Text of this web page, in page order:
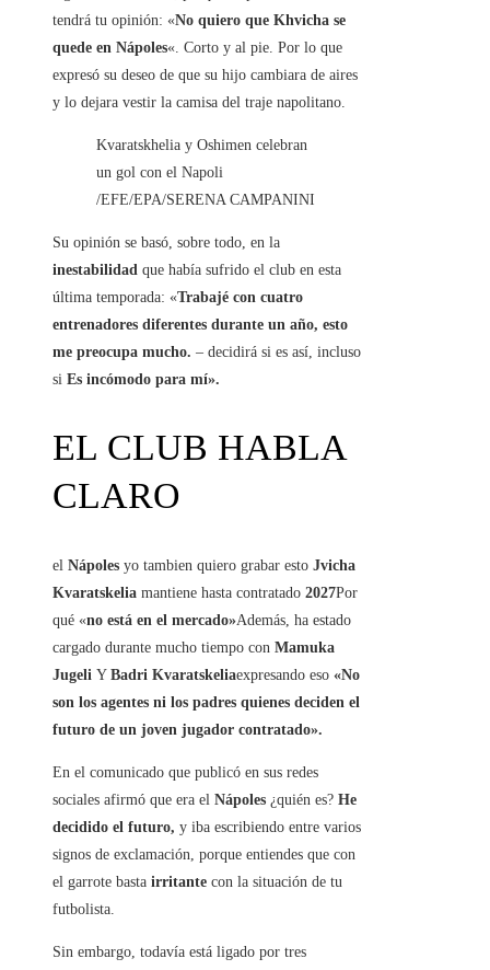
tendrá tu opinión: «No quiero que Khvicha se
quede en Nápoles«. Corto y al pie. Por lo que
expresó su deseo de que su hijo cambiara de aires
y lo dejara vestir la camisa del traje napolitano.
Kvaratskhelia y Oshimen celebran
un gol con el Napoli
/EFE/EPA/SERENA CAMPANINI
Su opinión se basó, sobre todo, en la
inestabilidad que había sufrido el club en esta
última temporada: «Trabajé con cuatro
entrenadores diferentes durante un año, esto
me preocupa mucho. – decidirá si es así, incluso
si Es incómodo para mí».
EL CLUB HABLA
CLARO
el Nápoles yo tambien quiero grabar esto Jvicha
Kvaratskelia mantiene hasta contratado 2027Por
qué «no está en el mercado»Además, ha estado
cargado durante mucho tiempo con Mamuka
Jugeli Y Badri Kvaratskeliaexpresando eso «No
son los agentes ni los padres quienes deciden el
futuro de un joven jugador contratado».
En el comunicado que publicó en sus redes
sociales afirmó que era el Nápoles ¿quién es? He
decidido el futuro, y iba escribiendo entre varios
signos de exclamación, porque entiendes que con
el garrote basta irritante con la situación de tu
futbolista.
Sin embargo, todavía está ligado por tres